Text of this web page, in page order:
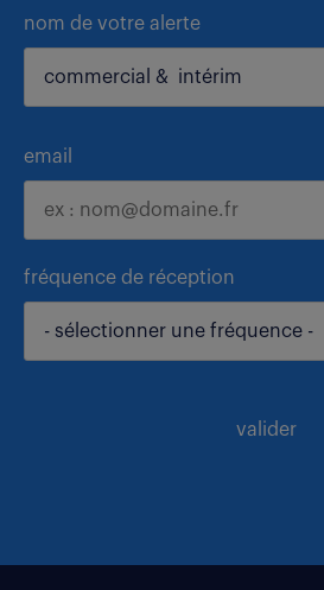
nom de votre alerte
email
fréquence de réception
- sélectionner une fréquence -
valider